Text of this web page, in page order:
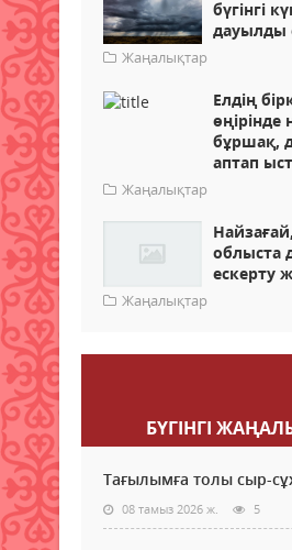
бүгінгі
дауылды
Жаңалықтар
Елдің
өңірінде
бұршақ,
аптап
Жаңалықтар
облыста
ескерту
Жаңалықтар
БҮГІНГI
Тағылымға толы сыр-
08 тамыз 2026 ж. 5